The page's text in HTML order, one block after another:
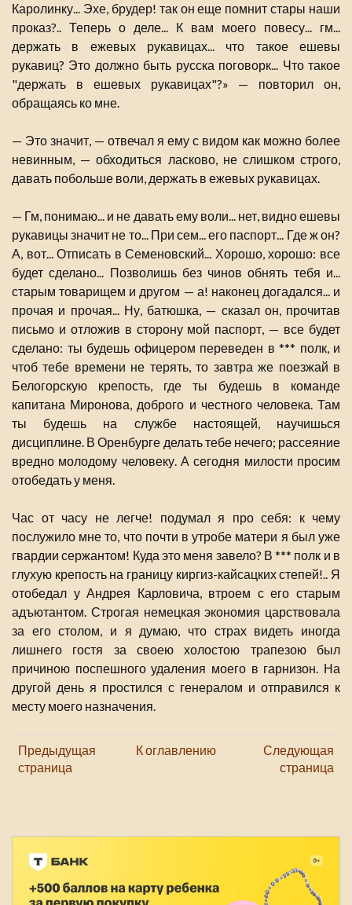
Каролинку... Эхе, брудер! так он еще помнит стары наши
проказ?.. Теперь о деле... К вам моего повесу... гм...
держать в ежевых рукавицах... что такое ешевы
рукавиц? Это должно быть русска поговорк... Что такое
"держать в ешевых рукавицах"?» — повторил он,
обращаясь ко мне.
— Это значит, — отвечал я ему с видом как можно более
невинным, — обходиться ласково, не слишком строго,
давать побольше воли, держать в ежевых рукавицах.
— Гм, понимаю... и не давать ему воли... нет, видно ешевы
рукавицы значит не то... При сем... его паспорт... Где ж он?
А, вот... Отписать в Семеновский... Хорошо, хорошо: все
будет сделано... Позволишь без чинов обнять тебя и...
старым товарищем и другом — а! наконец догадался... и
прочая и прочая... Ну, батюшка, — сказал он, прочитав
письмо и отложив в сторону мой паспорт, — все будет
сделано: ты будешь офицером переведен в *** полк, и
чтоб тебе времени не терять, то завтра же поезжай в
Белогорскую крепость, где ты будешь в команде
капитана Миронова, доброго и честного человека. Там
ты будешь на службе настоящей, научишься
дисциплине. В Оренбурге делать тебе нечего; рассеяние
вредно молодому человеку. А сегодня милости просим
отобедать у меня.
Час от часу не легче! подумал я про себя: к чему
послужило мне то, что почти в утробе матери я был уже
гвардии сержантом! Куда это меня завело? В *** полк и в
глухую крепость на границу киргиз-кайсацких степей!.. Я
отобедал у Андрея Карловича, втроем с его старым
адъютантом. Строгая немецкая экономия царствовала
за его столом, и я думаю, что страх видеть иногда
лишнего гостя за своею холостою трапезою был
причиною поспешного удаления моего в гарнизон. На
другой день я простился с генералом и отправился к
месту моего назначения.
Предыдущая
страница
К оглавлению
Следующая
страница